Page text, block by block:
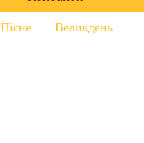
Пісне Великдень